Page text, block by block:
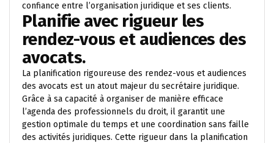
confiance entre l’organisation juridique et ses clients.
Planifie avec rigueur les
rendez-vous et audiences des
avocats.
La planification rigoureuse des rendez-vous et audiences
des avocats est un atout majeur du secrétaire juridique.
Grâce à sa capacité à organiser de manière efficace
l’agenda des professionnels du droit, il garantit une
gestion optimale du temps et une coordination sans faille
des activités juridiques. Cette rigueur dans la planification